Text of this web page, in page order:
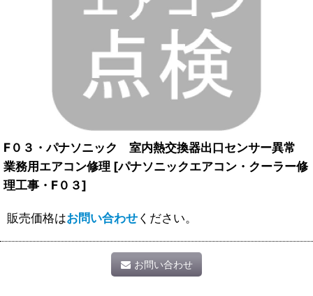
F０３・パナソニック 室内熱交換器出口センサー異常
業務用エアコン修理 [パナソニックエアコン・クーラー修
理工事・F０３]
販売価格はお問い合わせください。
お問い合わせ